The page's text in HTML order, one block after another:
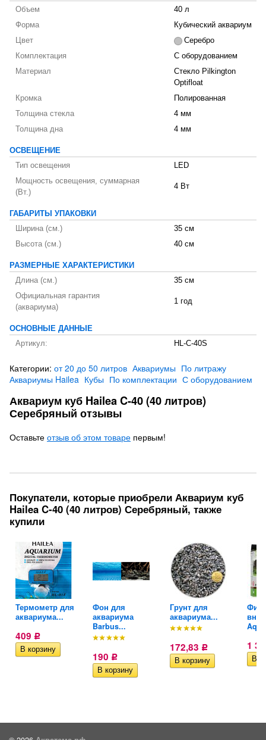
Объем
40 л
Форма
Кубический аквариум
Цвет
Серебро
Комплектация
С оборудованием
Материал
Стекло Pilkington
Optifloat
Кромка
Полированная
Толщина стекла
4 мм
Толщина дна
4 мм
ОСВЕЩЕНИЕ
Тип освещения
LED
Мощность освещения, суммарная
(Вт.)
4 Вт
ГАБАРИТЫ УПАКОВКИ
Ширина (см.)
35 см
Высота (см.)
40 см
РАЗМЕРНЫЕ ХАРАКТЕРИСТИКИ
Длина (см.)
35 см
Официальная гарантия
(аквариума)
1 год
ОСНОВНЫЕ ДАННЫЕ
Артикул:
HL-C-40S
Категории: от 20 до 50 литров Аквариумы По литражу
Аквариумы Hailea Кубы По комплектации С оборудованием
Аквариум куб Hailea C-40 (40 литров)
Серебряный отзывы
Оставьте отзыв об этом товаре первым!
Покупатели, которые приобрели Аквариум куб
Hailea C-40 (40 литров) Серебряный, также
купили
Термометр для
аквариума...
409 Р
Фон для
аквариума
Barbus...
190 Р
Грунт для
аквариума...
172,83 Р 1